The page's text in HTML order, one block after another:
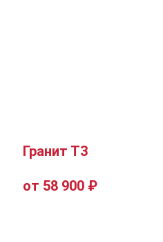
Гранит Т3
от 58 900 ₽